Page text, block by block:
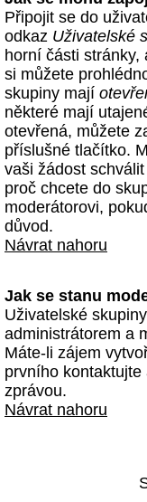
Připojit se do
odkaz Uživatelské
horní části
si můžete
skupiny mají
některé mají
otevřená, můžete
příslušné tlačítko.
vaši žádost
proč chcete do
moderátorovi,
důvod.
Návrat nahoru
Jak se stanu
Uživatelské
administrátorem a
Máte-li zájem
prvního
zprávou.
Návrat nahoru